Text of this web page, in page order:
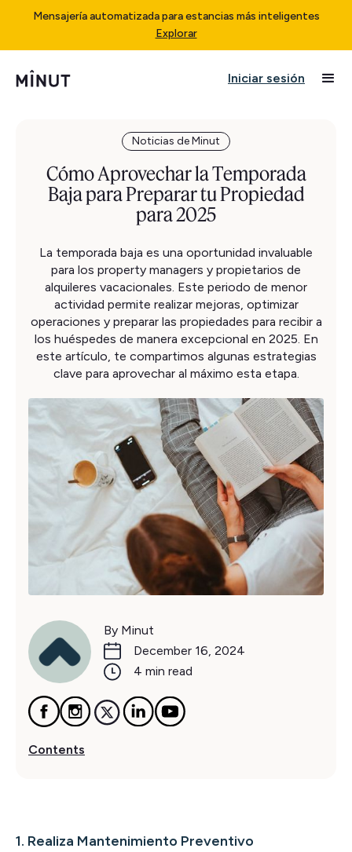
Mensajería automatizada para estancias más inteligentes
Explorar
Iniciar sesión
Noticias de Minut
Cómo Aprovechar la Temporada
Baja para Preparar tu Propiedad
para 2025
La temporada baja es una oportunidad invaluable
para los property managers y propietarios de
alquileres vacacionales. Este periodo de menor
actividad permite realizar mejoras, optimizar
operaciones y preparar las propiedades para recibir a
los huéspedes de manera excepcional en 2025. En
este artículo, te compartimos algunas estrategias
clave para aprovechar al máximo esta etapa.
By Minut
December 16, 2024
4 min read
Contents
1. Realiza Mantenimiento Preventivo